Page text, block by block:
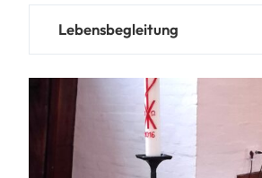
Lebensbegleitung